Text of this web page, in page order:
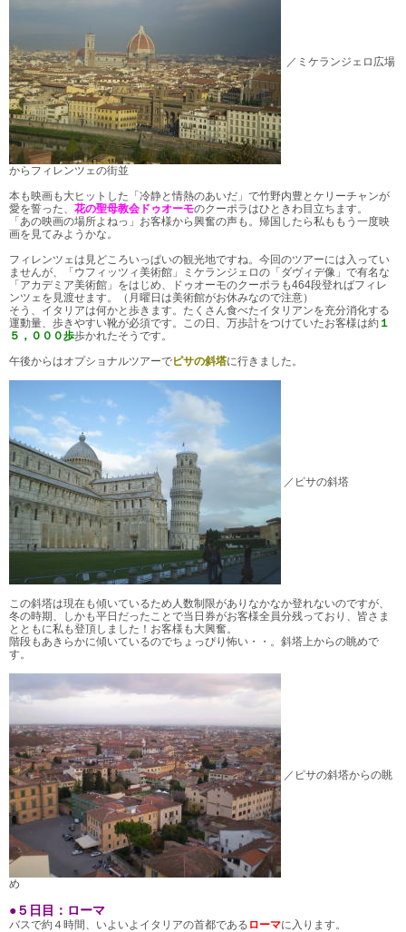
／ミケランジェロ広場
からフィレンツェの街並
本も映画も大ヒットした「冷静と情熱のあいだ」で竹野内豊とケリーチャンが
愛を誓った、 花の聖母教会ドゥオーモのクーポラはひときわ目立ちます。
「あの映画の場所よねっ」お客様から興奮の声も。帰国したら私ももう一度映
画を見てみようかな。
フィレンツェは見どころいっぱいの観光地ですね。今回のツアーには入ってい
ませんが、「ウフィッツィ美術館」ミケランジェロの「ダヴィデ像」で有名な
「アカデミア美術館」をはじめ、ドゥオーモのクーポラも464段登ればフィレ
ンツェを見渡せます。（月曜日は美術館がお休みなので注意）
そう、イタリアは何かと歩きます。たくさん食べたイタリアンを充分消化する
運動量、歩きやすい靴が必須です。この日、万歩計をつけていたお客様は約 １
５，０００歩歩かれたそうです。
午後からはオプショナルツアーでピサの斜塔に行きました。
／ピサの斜塔
この斜塔は現在も傾いているため人数制限がありなかなか登れないのですが、
冬の時期、しかも平日だったことで当日券がお客様全員分残っており、皆さま
とともに私も登頂しました！お客様も大興奮。
階段もあきらかに傾いているのでちょっぴり怖い・・。斜塔上からの眺めで
す。
／ピサの斜塔からの眺
め
●５日目：ローマ
バスで約４時間、いよいよイタリアの首都である ローマに入ります。